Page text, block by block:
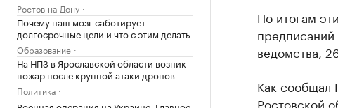
Ростов-на-Дону
Почему наш мозг саботирует
долгосрочные цели и что с этим делать
Образование
На НПЗ в Ярославской области возник
пожар после крупной атаки дронов
Политика
По итогам
ведомства,
Как сообщал
Ростовской